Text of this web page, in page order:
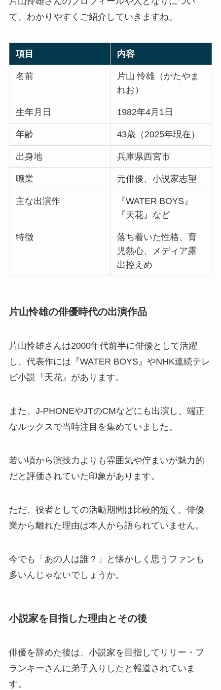
て、わかりやすくご紹介していきますね。
項目 内容
名前
片山 怜雄（かたやま
れお）
生年月日 1982年4月1日
年齢 43歳（2025年現在）
出身地 兵庫県西宮市
職業 元俳優、小説家志望
主な出演作
『WATER BOYS』
『天花』など
特徴
落ち着いた性格、育
児熱心、メディア露
出控えめ
片山怜雄の俳優時代の出演作品
片山怜雄さんは2000年代前半に俳優として活躍
し、代表作には『WATER BOYS』やNHK連続テレ
ビ小説『天花』があります。
また、J-PHONEやJTのCMなどにも出演し、端正
なルックスで当時注目を集めていました。
若い頃から演技力よりも雰囲気や佇まいが魅力的
だと評価されていた印象があります。
ただ、役者としての活動期間は比較的短く、俳優
業から離れた理由は本人から語られていません。
今でも「あの人は誰？」と懐かしく思うファンも
多いんじゃないでしょうか。
小説家を目指した理由とその後
俳優を辞めた後は、小説家を目指してリリー・フ
ランキーさんに弟子入りしたと報道されていま
す。